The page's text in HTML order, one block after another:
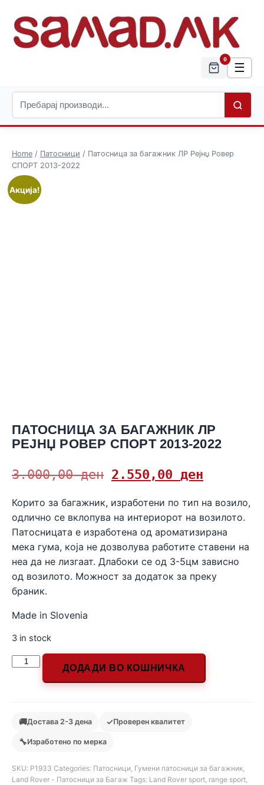
0
☰
Home / Патосници / Патосница за багажник ЛР Рејнџ Ровер
СПОРТ 2013-2022
Акција!
ПАТОСНИЦА ЗА БАГАЖНИК ЛР
РЕЈНЏ РОВЕР СПОРТ 2013-2022
3.000,00ден 2.550,00 ден
Корито за багажник, изработени по тип на возило,
одлично се вклопува на интериорот на возилото.
Патосницата е изработена од ароматизирана
мека гума, која не дозволува работите ставени на
неа да не лизгаат. Длабоки се од 3-5цм зависно
од возилото. Можност за додаток за преку
браник.
Made in Slovenia
3 in stock
ДОДАДИ ВО КОШНИЧКА
🚚Достава 2-3 дена ✓Проверен квалитет
🔧Изработено по мерка
SKU: Р1933 Categories: Патосници, Гумени патосници за багажник,
Land Rover - Патосници за Багаж Tags: Land Rover sport, range sport,